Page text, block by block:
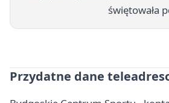
świętowała
Przydatne dane